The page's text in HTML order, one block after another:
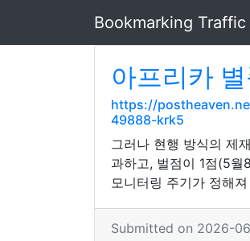
Bookmarking Traffic
아프리카
https://
49888-krk5
그러나 현행 방식의 제
과하고, 벌점이 1점(5월
모니터링 주기가 정해
Submitted on 2026-